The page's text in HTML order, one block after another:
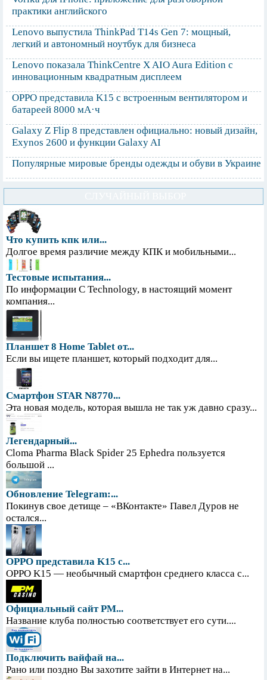
практики английского
Lenovo выпустила ThinkPad T14s Gen 7: мощный,
легкий и автономный ноутбук для бизнеса
Lenovo показала ThinkCentre X AIO Aura Edition с
инновационным квадратным дисплеем
OPPO представила K15 с встроенным вентилятором и
батареей 8000 мА·ч
Galaxy Z Flip 8 представлен официально: новый дизайн,
Exynos 2600 и функции Galaxy AI
Популярные мировые бренды одежды и обуви в Украине
Что купить кпк или...
Долгое время различие между КПК и мобильными...
Тестовые испытания...
По информации С Technology, в настоящий момент
компания...
Планшет 8 Home Tablet от...
Если вы ищете планшет, который подходит для...
Смартфон STAR N8770...
Эта новая модель, которая вышла не так уж давно сразу...
Легендарный...
Cloma Pharma Black Spider 25 Ephedra пользуется
большой ...
Обновление Telegram:...
Покинув свое детище – «ВКонтакте» Павел Дуров не
остался...
OPPO представила K15 с...
OPPO K15 — необычный смартфон среднего класса с...
Официальный сайт PM...
Название клуба полностью соответствует его сути....
Подключить вайфай на...
Рано или поздно Вы захотите зайти в Интернет на...